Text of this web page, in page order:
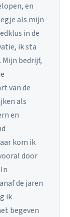
en
als mijn
in de
ik sta
bedrijf,
van de
als
en
kom ik
door
de jaren
ik
begeven